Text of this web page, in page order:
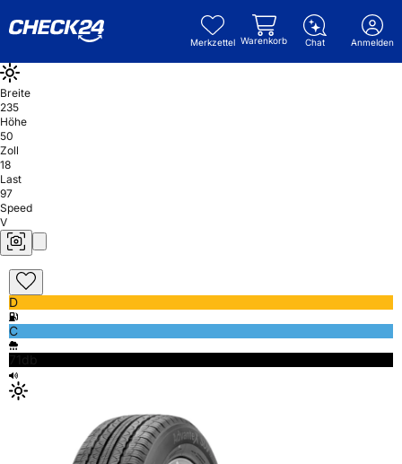
Merkzettel Warenkorb Chat Anmelden
Breite
235
Höhe
50
Zoll
18
Last
97
Speed
V
D
C
71db